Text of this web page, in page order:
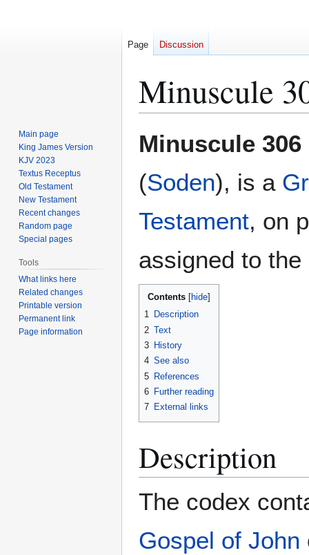
Minuscule
toto
Minuscule 306
(Soden), is a
Testament, on
assigned to
Contents
1 Description
2 Text
3 History
4 See also
5 References
6 Further reading
7 External links
Description
The codex
Gospel of John
Page Discussion
Main page
King James Version
KJV 2023
Textus Receptus
Old Testament
New Testament
Recent changes
Random page
Special pages
Tools
What links here
Related changes
Printable version
Permanent link
Page information